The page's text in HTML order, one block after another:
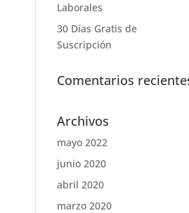
Laborales
30 Días Gratis de
Suscripción
Comentarios
Archivos
mayo 2022
junio 2020
abril 2020
marzo 2020